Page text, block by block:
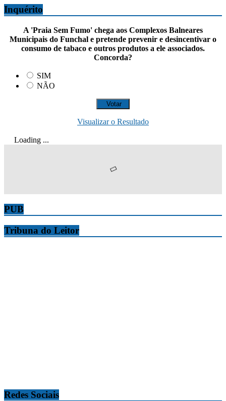
Inquérito
A 'Praia Sem Fumo' chega aos Complexos Balneares
Municipais do Funchal e pretende prevenir e desincentivar o
consumo de tabaco e outros produtos a ele associados.
Concorda?
SIM
NÃO
Visualizar o Resultado
Loading ...
PUB
Tribuna do Leitor
Redes Sociais